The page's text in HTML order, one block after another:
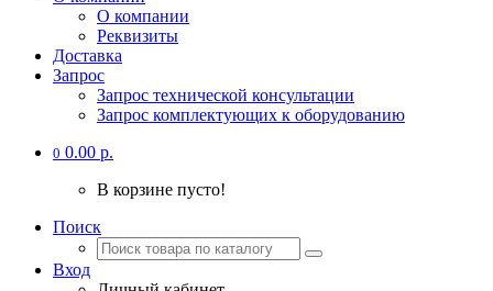
О компании
Реквизиты
Доставка
Запрос
Запрос технической консультации
Запрос комплектующих к оборудованию
0 0.00 р.
В корзине пусто!
Поиск
Вход